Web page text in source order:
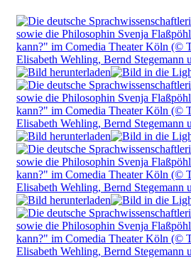
Elisabeth Wehling, Bernd Stegemann
Elisabeth Wehling, Bernd Stegemann
Elisabeth Wehling, Bernd Stegemann
Elisabeth Wehling, Bernd Stegemann